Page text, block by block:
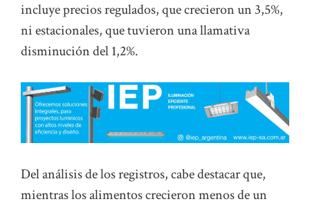
incluye precios regulados, que crecieron un 3,5%,
ni estacionales, que tuvieron una llamativa
disminución del 1,2%.
Del análisis de los registros, cabe destacar que,
mientras los alimentos crecieron menos de un